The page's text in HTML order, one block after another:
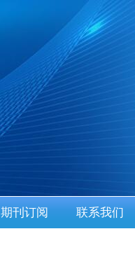
期刊订阅 联系我们